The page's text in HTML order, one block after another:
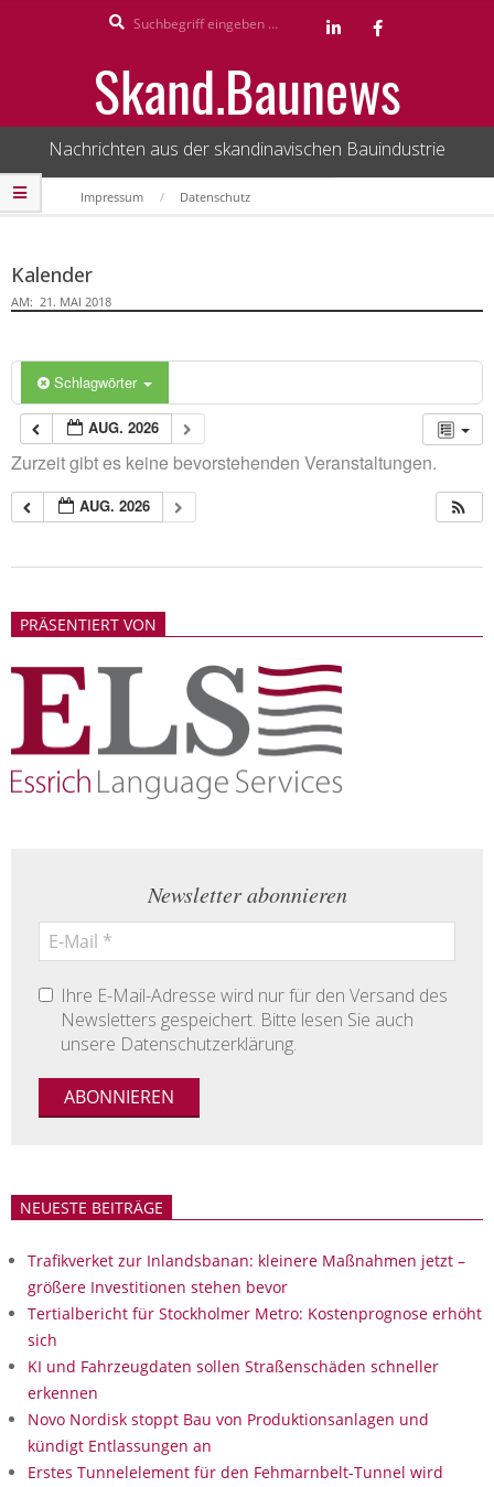
Skand.Baunews
Nachrichten aus der skandinavischen Bauindustrie
Secondary
Navigation
Impressum Datenschutz
Kalender
AM: 21. MAI 2018
Schlagwörter
AUG. 2026
Zurzeit gibt es keine bevorstehenden Veranstaltungen.
AUG. 2026
21PRÄSENTIERT VON
Newsletter abonnieren
Ihre E-Mail-Adresse wird nur für den Versand des
Newsletters gespeichert. Bitte lesen Sie auch
unsere Datenschutzerklärung.
NEUESTE BEITRÄGE
Trafikverket zur Inlandsbanan: kleinere Maßnahmen jetzt –
größere Investitionen stehen bevor
Tertialbericht für Stockholmer Metro: Kostenprognose erhöht
sich
KI und Fahrzeugdaten sollen Straßenschäden schneller
erkennen
Novo Nordisk stoppt Bau von Produktionsanlagen und
kündigt Entlassungen an
Erstes Tunnelelement für den Fehmarnbelt-Tunnel wird